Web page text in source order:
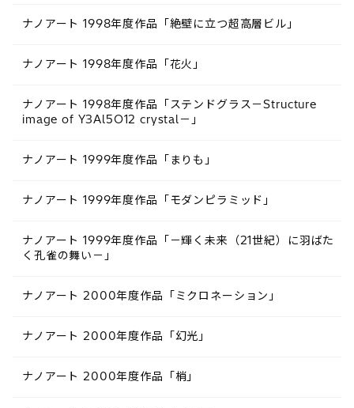
ナノアート 1998年度作品「絶壁に立つ超高層ビル」
ナノアート 1998年度作品「花火」
ナノアート 1998年度作品「ステンドグラス－Structure
image of Y3Al5O12 crystal－」
ナノアート 1999年度作品「まりも」
ナノアート 1999年度作品「モダンピラミッド」
ナノアート 1999年度作品「－輝く未来（21世紀）に羽ばた
く孔雀の舞い－」
ナノアート 2000年度作品「ミクロネーション」
ナノアート 2000年度作品「幻光」
ナノアート 2000年度作品「梢」